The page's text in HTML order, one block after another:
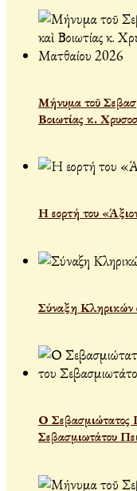
Μήνυμα τοῦ
Βοιωτίας κ.
Η εορτή του
Σύναξη Κληρικών
Ο Σεβασμιώτατος
Σεβασμιωτάτου